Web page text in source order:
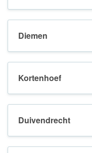
Diemen
Kortenhoef
Duivendrecht